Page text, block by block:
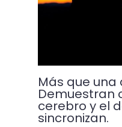
Más que una
Demuestran
cerebro y el
sincronizan.